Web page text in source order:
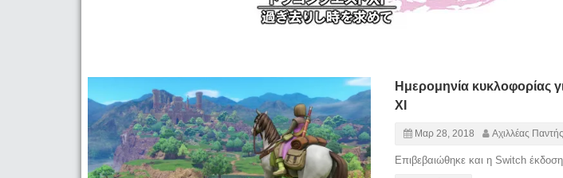
Ημερομηνία κυκλοφορίας
XI
Μαρ 28, 2018 Αχιλλέας Παντής
Επιβεβαιώθηκε και η Switch έκδοση